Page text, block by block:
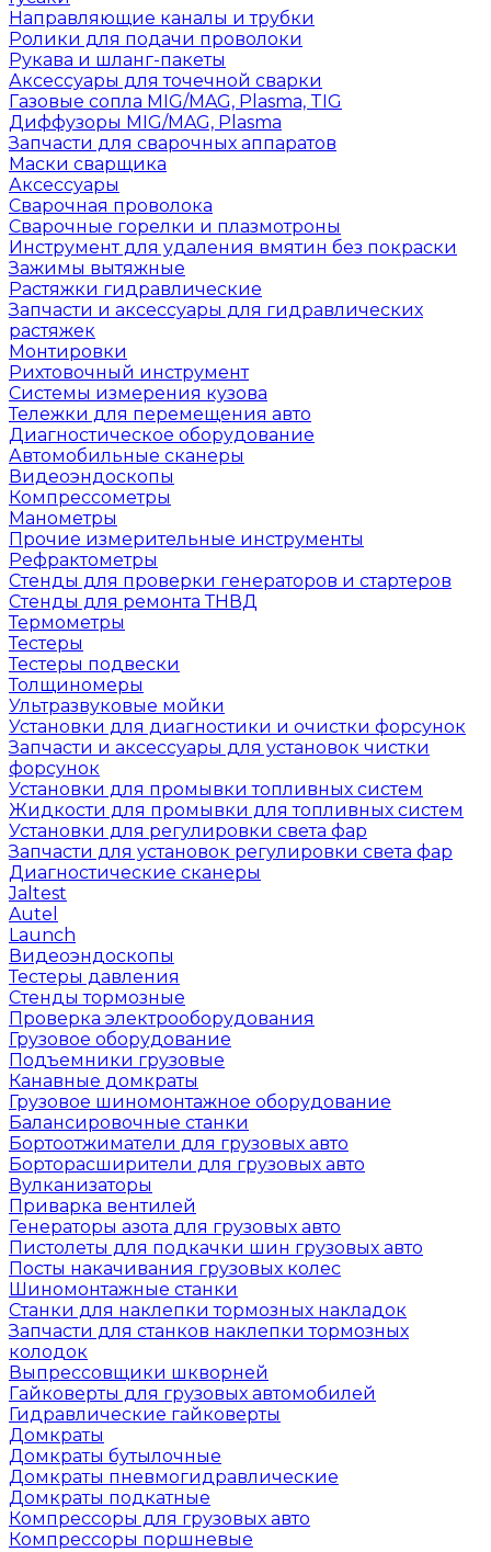
Направляющие каналы и трубки
Ролики для подачи проволоки
Рукава и шланг-пакеты
Аксессуары для точечной сварки
Газовые сопла MIG/MAG, Plasma, TIG
Диффузоры MIG/MAG, Plasma
Запчасти для сварочных аппаратов
Маски сварщика
Аксессуары
Сварочная проволока
Сварочные горелки и плазмотроны
Инструмент для удаления вмятин без покраски
Зажимы вытяжные
Растяжки гидравлические
Запчасти и аксессуары для гидравлических
растяжек
Монтировки
Рихтовочный инструмент
Системы измерения кузова
Тележки для перемещения авто
Диагностическое оборудование
Автомобильные сканеры
Видеоэндоскопы
Компрессометры
Манометры
Прочие измерительные инструменты
Рефрактометры
Стенды для проверки генераторов и стартеров
Стенды для ремонта ТНВД
Термометры
Тестеры
Тестеры подвески
Толщиномеры
Ультразвуковые мойки
Установки для диагностики и очистки форсунок
Запчасти и аксессуары для установок чистки
форсунок
Установки для промывки топливных систем
Жидкости для промывки для топливных систем
Установки для регулировки света фар
Запчасти для установок регулировки света фар
Диагностические сканеры
Jaltest
Autel
Launch
Видеоэндоскопы
Тестеры давления
Стенды тормозные
Проверка электрооборудования
Грузовое оборудование
Подъемники грузовые
Канавные домкраты
Грузовое шиномонтажное оборудование
Балансировочные станки
Бортоотжиматели для грузовых авто
Борторасширители для грузовых авто
Вулканизаторы
Приварка вентилей
Генераторы азота для грузовых авто
Пистолеты для подкачки шин грузовых авто
Посты накачивания грузовых колес
Шиномонтажные станки
Станки для наклепки тормозных накладок
Запчасти для станков наклепки тормозных
колодок
Выпрессовщики шкворней
Гайковерты для грузовых автомобилей
Гидравлические гайковерты
Домкраты
Домкраты бутылочные
Домкраты пневмогидравлические
Домкраты подкатные
Компрессоры для грузовых авто
Компрессоры поршневые